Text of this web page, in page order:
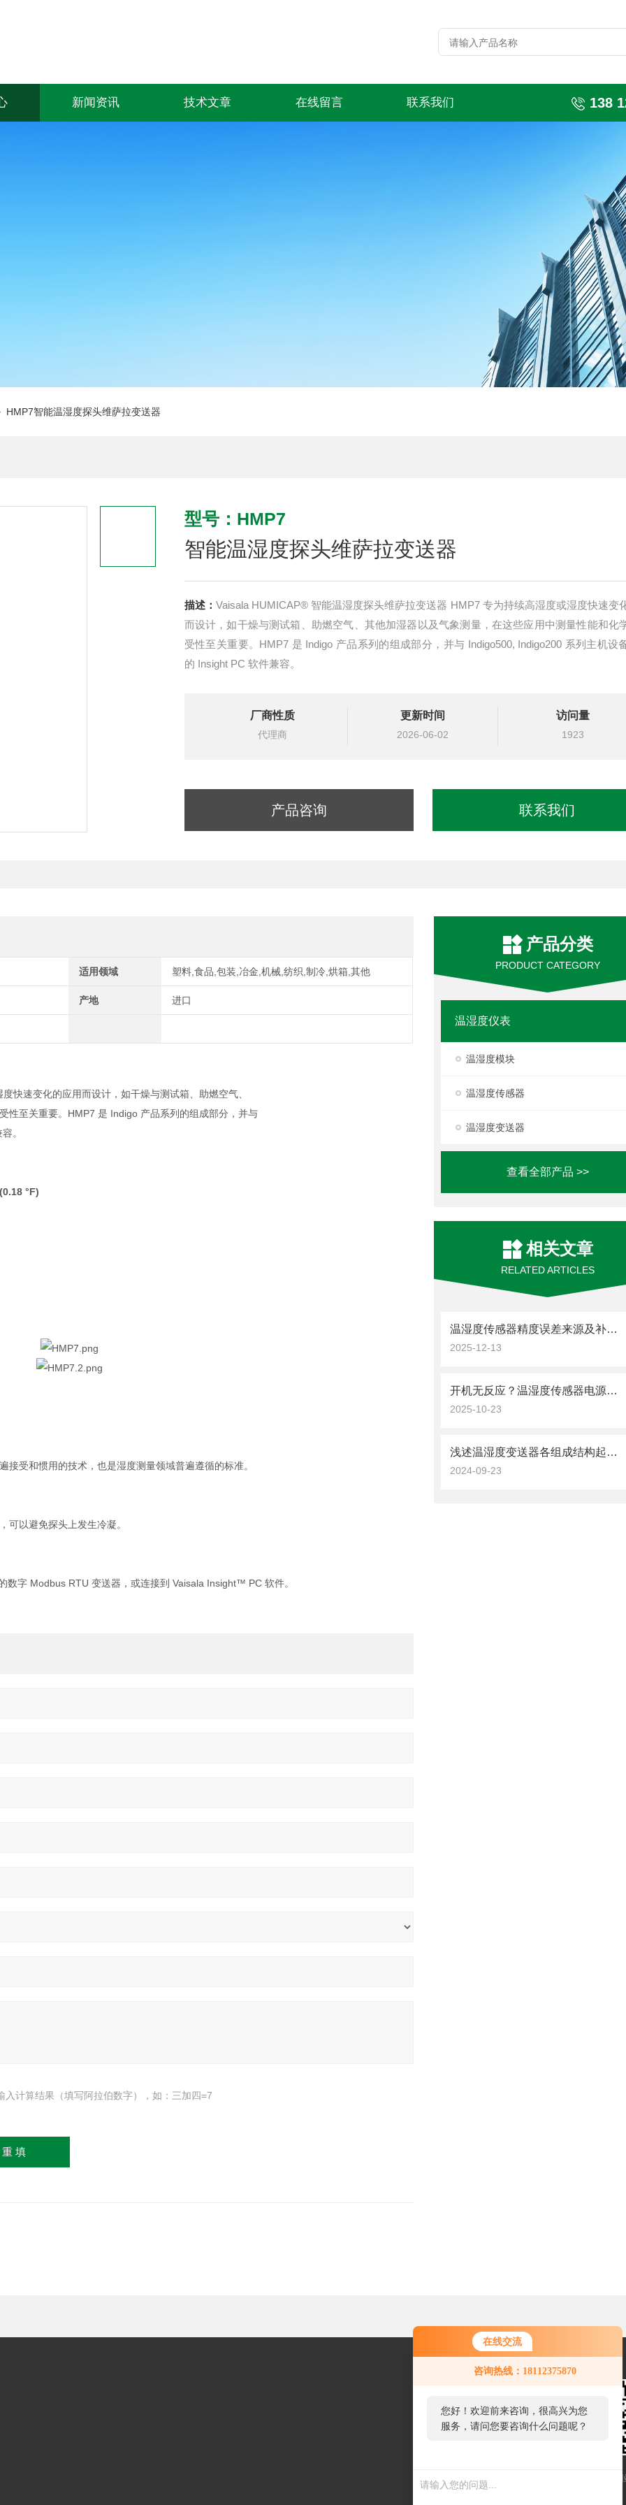
在线交流
咨询热线：18112375870
服务，请问您要咨询什么问题呢？
您好，看您停留很久了，是否找到
了需求产品，您可以直接在线与我
新闻资讯 技术文章 在线留言 联系我们 138
智能温湿度探头维萨拉变送器
型号：HMP7
智能温湿度探头维萨拉变送器
描述： Vaisala HUMICAP® 智能温湿度探头维萨拉变送器 HMP7 专为持续高湿度或湿度快速变
而设计，如干燥与测试箱、助燃空气、其他加湿器以及气象测量，在这些应用中测量性能和化
受性至关重要。HMP7 是 Indigo 产品系列的组成部分，并与 Indigo500, Indigo200 系列主机设
的 Insight PC 软件兼容。
厂商性质
代理商
更新时间
2026-06-02
访问量
1923
产品咨询 联系我们
产品分类
PRODUCT CATEGORY
温湿度仪表
温湿度模块
温湿度传感器
温湿度变送器
查看全部产品 >>
相关文章
RELATED ARTICLES
温湿度传感器精度误差来源及补偿方法
2025-12-13
开机无反应？温湿度传感器电源类故障的逐步排查思路
2025-10-23
浅述温湿度变送器各组成结构起到的作用
2024-09-23
适用领域 塑料,食品,包装,冶金,机械,纺织,制冷,烘箱,其他
产地 进口
快速变化的应用而设计，如干燥与测试箱、助燃空气、
性至关重要。HMP7 是 Indigo 产品系列的组成部分，并与
。
°F)
受和惯用的技术，也是湿度测量领域普遍遵循的标准。
可以避免探头上发生冷凝。
字 Modbus RTU 变送器，或连接到 Vaisala Insight™ PC 软件。
入计算结果（填写阿拉伯数字），如：三加四=7
扫一扫联系我们